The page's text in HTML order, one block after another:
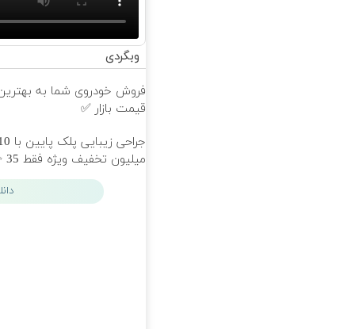
وبگردی
فروش خودروی شما به
قیمت بازار ✅
جراحی زیبایی
میلیون تخفیف ویژه فقط 35 ✨